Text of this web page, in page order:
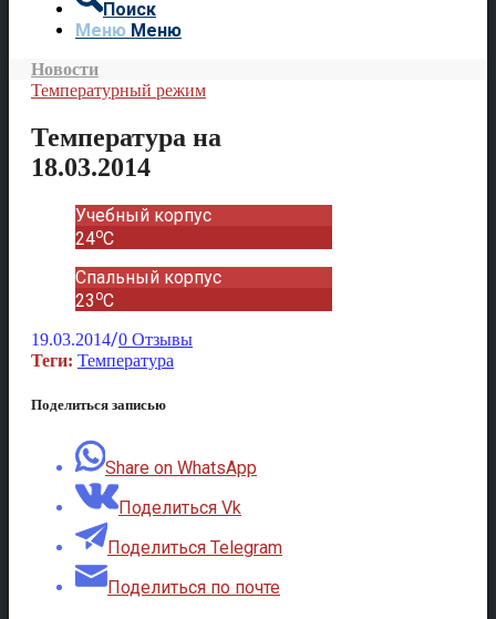
Поиск
Меню Меню
Новости
Температурный режим
Температура на
18.03.2014
Учебный корпус
24oC
Спальный корпус
23 oC
19.03.2014/0 Отзывы
Теги: Температура
Поделиться записью
Share on WhatsApp
Поделиться Vk
Поделиться Telegram
Поделиться по почте